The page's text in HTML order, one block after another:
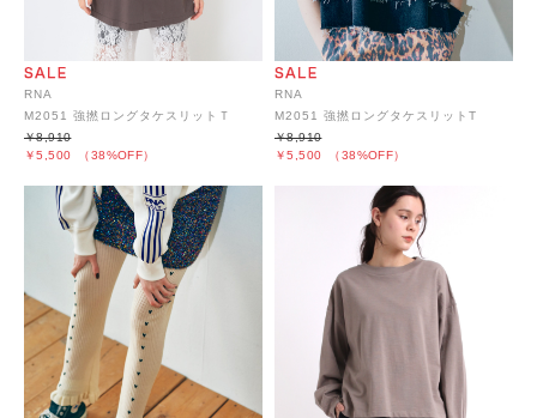
RNA
M2051 強撚ロングタケスリットＴ
￥5,500 （38%OFF）
￥8,910
RNA
M2051 強撚ロングタケスリットT
￥5,500 （38%OFF）
￥8,910